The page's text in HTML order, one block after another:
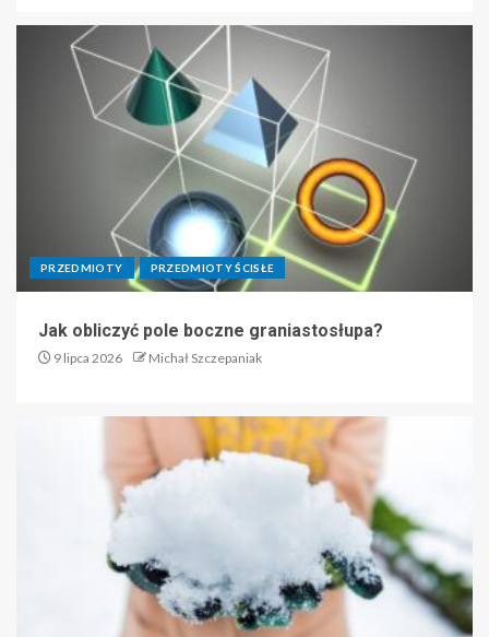
PRZEDMIOTY PRZEDMIOTY ŚCISŁE
Jak obliczyć pole boczne graniastosłupa?
9 lipca 2026 Michał Szczepaniak